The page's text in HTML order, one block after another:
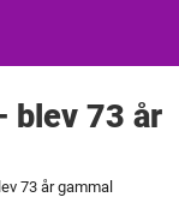
blev 73 år
73 år gammal